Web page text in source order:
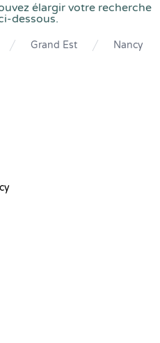
élargir votre recherche
dessous.
Grand Est Nancy